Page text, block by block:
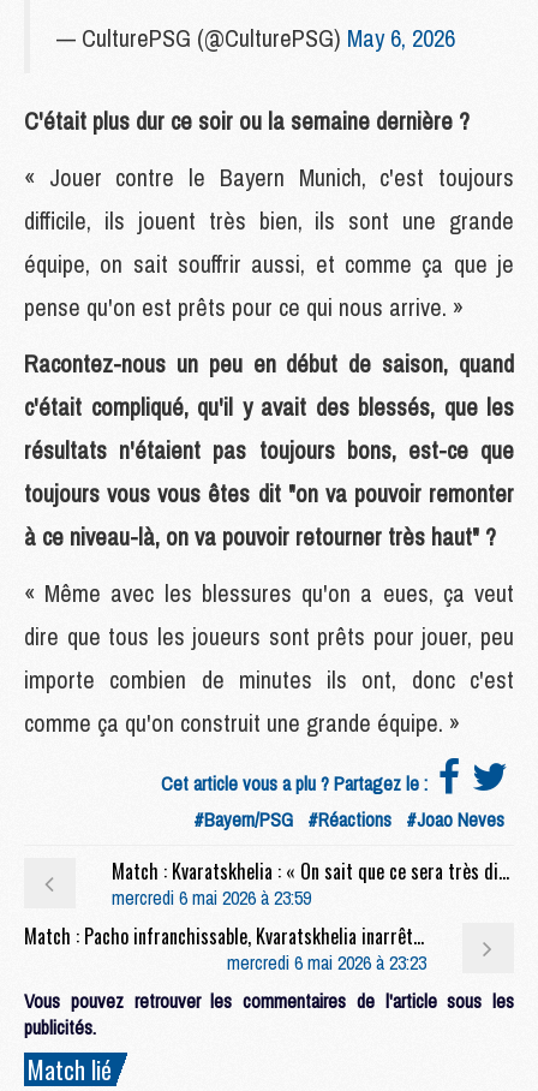
— CulturePSG (@CulturePSG) May 6, 2026
C'était plus dur ce soir ou la semaine dernière ?
« Jouer contre le Bayern Munich, c'est toujours
difficile, ils jouent très bien, ils sont une grande
équipe, on sait souffrir aussi, et comme ça que je
pense qu'on est prêts pour ce qui nous arrive. »
Racontez-nous un peu en début de saison, quand
c'était compliqué, qu'il y avait des blessés, que les
résultats n'étaient pas toujours bons, est-ce que
toujours vous vous êtes dit "on va pouvoir remonter
à ce niveau-là, on va pouvoir retourner très haut" ?
« Même avec les blessures qu'on a eues, ça veut
dire que tous les joueurs sont prêts pour jouer, peu
importe combien de minutes ils ont, donc c'est
comme ça qu'on construit une grande équipe. »
Cet article vous a plu ? Partagez le :
#Bayern/PSG #Réactions #Joao Neves
Match : Kvaratskhelia : « On sait que ce sera très difficile face à Arsenal »
mercredi 6 mai 2026 à 23:59
Match : Pacho infranchissable, Kvaratskhelia inarrêtable, les notes de Bayern/PSG (1-1)
mercredi 6 mai 2026 à 23:23
Vous pouvez retrouver les commentaires de l'article sous les
publicités.
Match lié